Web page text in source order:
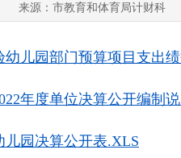
来源： 市教育和体育局计财科
幼儿园部门预算项目支出
年度单位决算公开编制
儿园决算公开表.XLS